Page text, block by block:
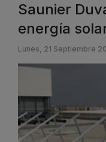
Saunier
energía
Lunes, 21 Septiembre